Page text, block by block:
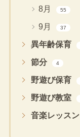
8月 55
9月 37
異年齢保育
節分 4
野遊び保育
野遊び教室
音楽レッスン